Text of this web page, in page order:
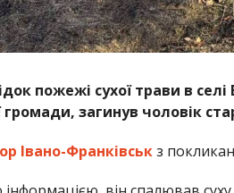
пожежі сухої трави в
громади, загинув чоловік
Івано-Франківськз